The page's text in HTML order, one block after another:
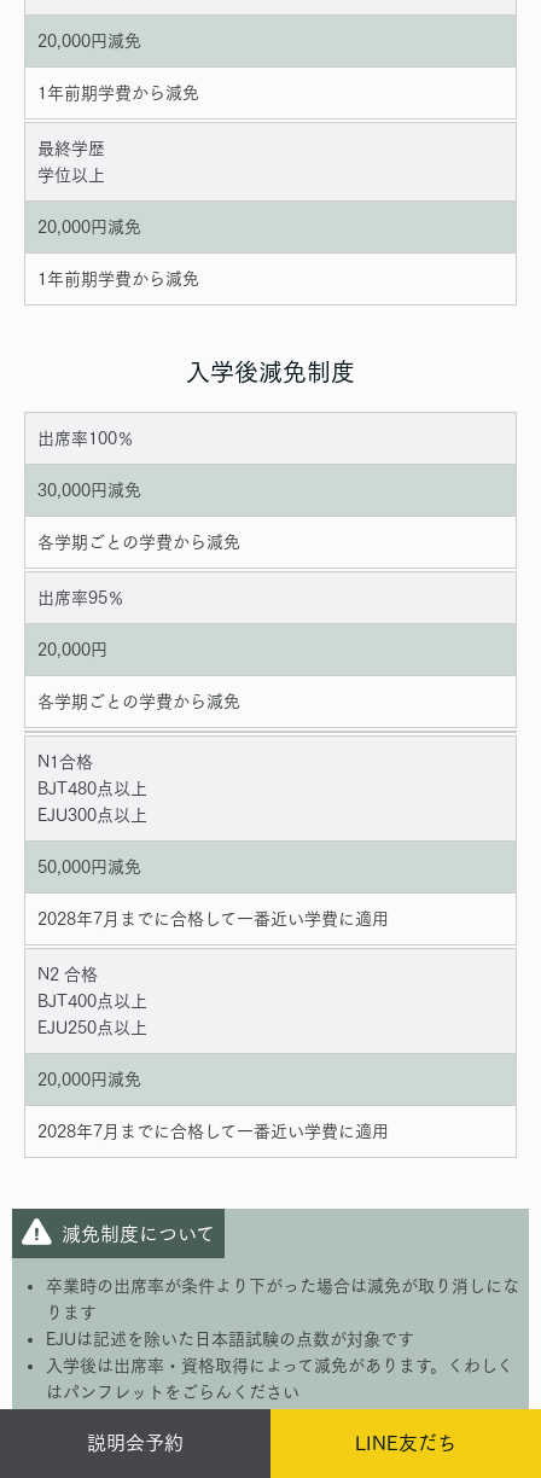
説明会予約 LINE友だち
20,000円減免
1年前期学費から減免
最終学歴
学位以上
20,000円減免
1年前期学費から減免
入学後減免制度
出席率100％
30,000円減免
各学期ごとの学費から減免
出席率95％
20,000円
各学期ごとの学費から減免
N1合格
BJT480点以上
EJU300点以上
50,000円減免
2028年7月までに合格して一番近い学費に適用
N2 合格
BJT400点以上
EJU250点以上
20,000円減免
2028年7月までに合格して一番近い学費に適用
減免制度について
卒業時の出席率が条件より下がった場合は減免が取り消しにな
ります
EJUは記述を除いた日本語試験の点数が対象です
入学後は出席率・資格取得によって減免があります。くわしく
はパンフレットをごらんください